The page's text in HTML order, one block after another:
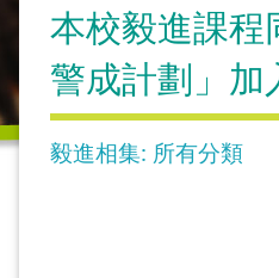
本校毅進課程
警成計劃」加
毅進相集: 所有分類